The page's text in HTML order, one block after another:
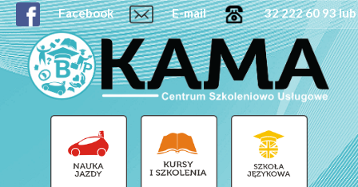
Facebook E-mail 32 222 60 93